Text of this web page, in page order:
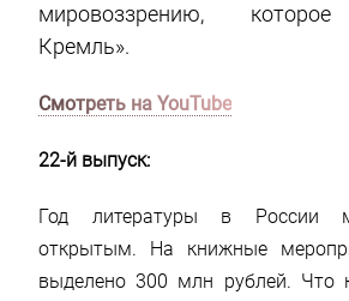
мировоззрению,
Кремль».
Смотреть на YouTube
22-й выпуск:
Год литературы в России
открытым. На книжные
выделено 300 млн рублей. Что